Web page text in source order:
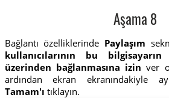
Aşama 8
Bağlantı özelliklerinde Paylaşım
kullanıcılarının bu
üzerinden bağlanmasına izin ver
ardından ekran ekranındakiyle
Tamam'ı tıklayın.